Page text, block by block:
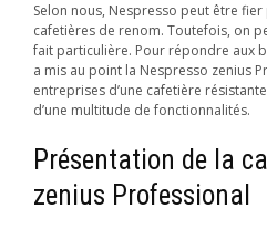
Selon nous, Nespresso peut être
cafetières de renom. Toutefois, on
fait particulière. Pour répondre aux
a mis au point la Nespresso zenius
entreprises d’une cafetière
d’une multitude de fonctionnalités.
Présentation de la
zenius Professional